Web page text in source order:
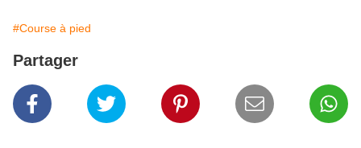
#Course à pied
Partager